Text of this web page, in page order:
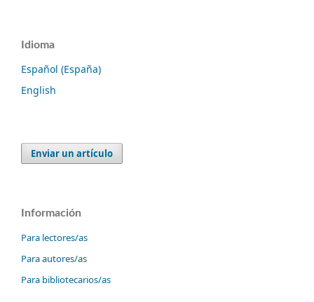
Idioma
Español (España)
English
Enviar un artículo
Información
Para lectores/as
Para autores/as
Para bibliotecarios/as